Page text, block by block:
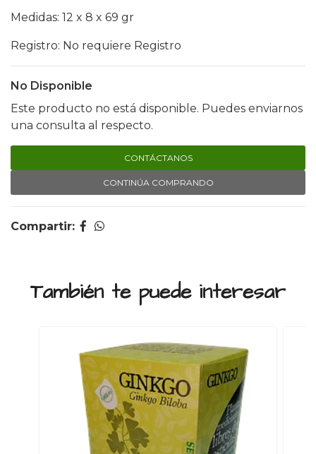
Medidas: 12 x 8 x 69 gr
Registro: No requiere Registro
No Disponible
Este producto no está disponible. Puedes enviarnos
una consulta al respecto.
CONTÁCTANOS
CONTINÚA COMPRANDO
Compartir:
También te puede interesar